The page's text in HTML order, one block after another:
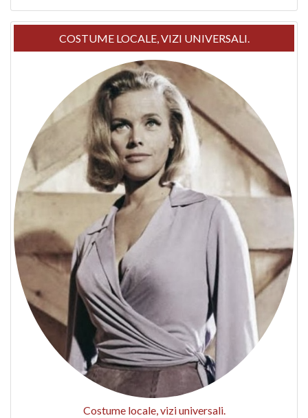
COSTUME LOCALE, VIZI UNIVERSALI.
Costume locale, vizi universali.